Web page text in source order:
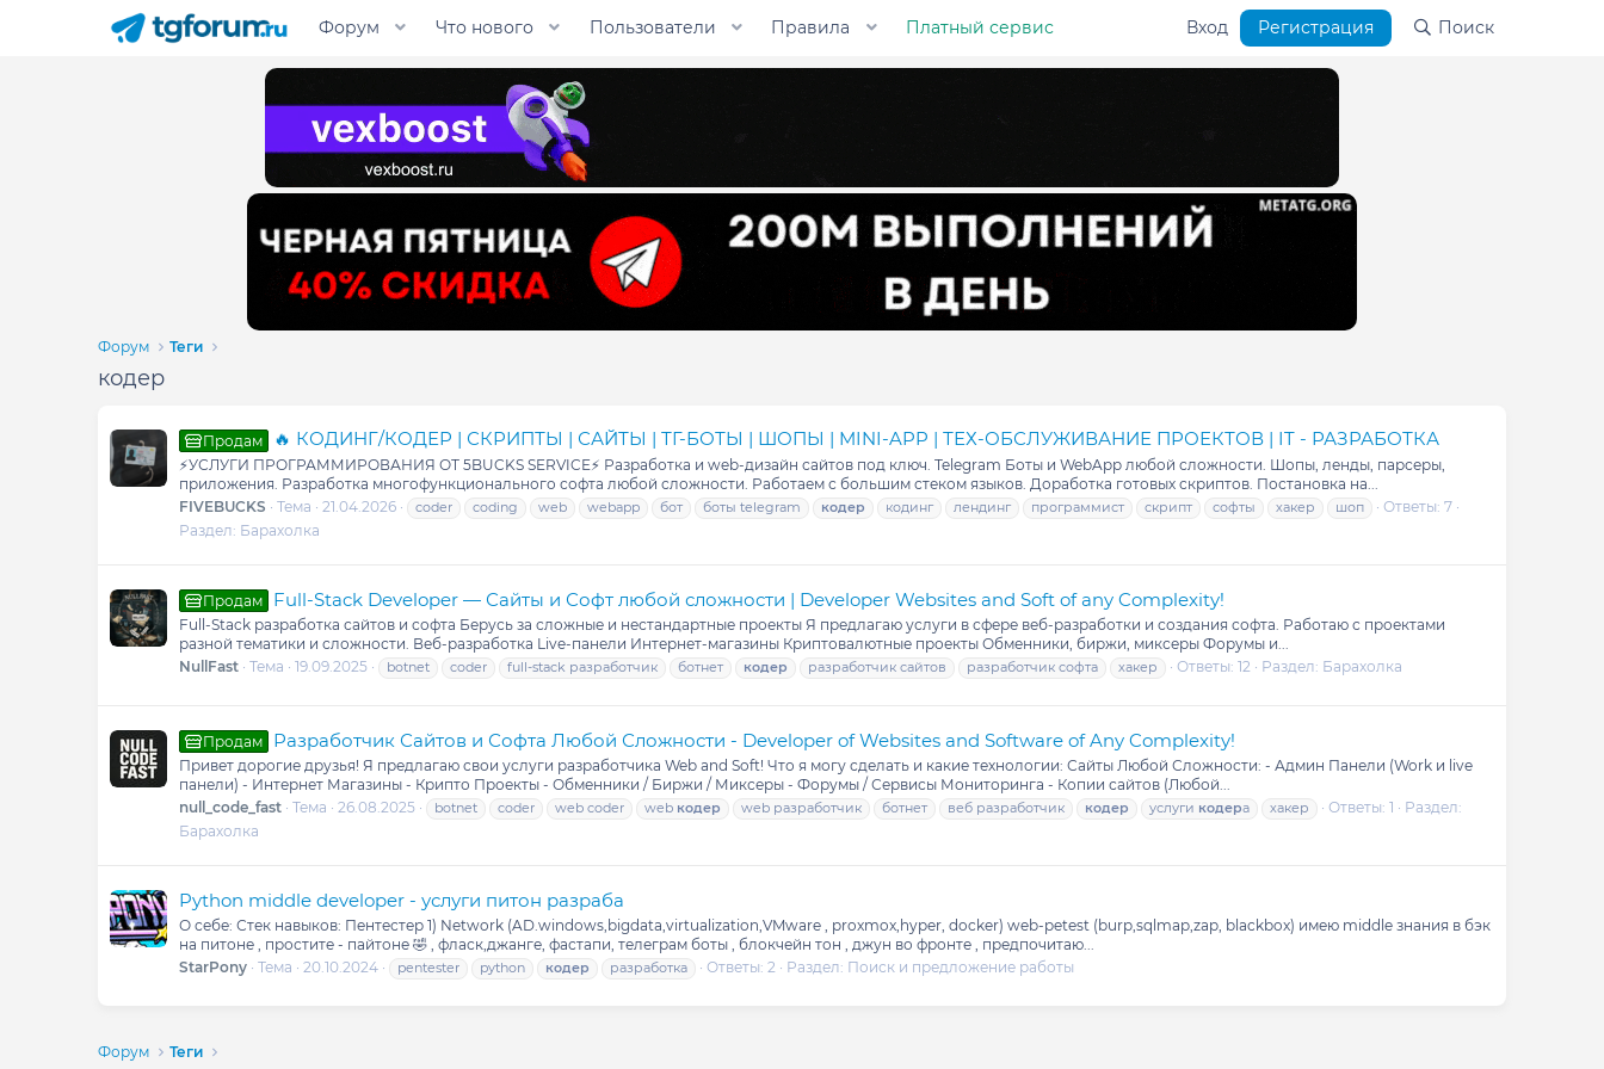
Форум Что нового Пользователи Правила Платный сервис Вход Регистрация Поиск
Форум Теги
кодер
Продам 🔥 КОДИНГ/КОДЕР | СКРИПТЫ | САЙТЫ | ТГ-БОТЫ | ШОПЫ | MINI-APP | ТЕХ-ОБСЛУЖИВАНИЕ ПРОЕКТОВ | IT - РАЗРАБОТКА
⚡УСЛУГИ ПРОГРАММИРОВАНИЯ ОТ 5BUCKS SERVICE⚡ Разработка и web-дизайн сайтов под ключ. Telegram Боты и WebApp любой сложности. Шопы, ленды, парсеры,
приложения. Разработка многофункционального софта любой сложности. Работаем с большим стеком языков. Доработка готовых скриптов. Постановка на...
FIVEBUCKS
Тема 21.04.2026 coder coding web webapp бот боты telegram кодер кодинг лендинг программист скрипт софты хакер шоп
Ответы: 7
Раздел: Барахолка
Продам Full-Stack Developer — Сайты и Софт любой сложности | Developer Websites and Soft of any Complexity!
Full-Stack разработка сайтов и софта Берусь за сложные и нестандартные проекты Я предлагаю услуги в сфере веб-разработки и создания софта. Работаю с проектами
разной тематики и сложности. Веб-разработка Live-панели Интернет-магазины Криптовалютные проекты Обменники, биржи, миксеры Форумы и...
NullFast Тема 19.09.2025 botnet coder full-stack разработчик ботнет кодер разработчик сайтов разработчик софта хакер Ответы: 12 Раздел: Барахолка
Продам Разработчик Сайтов и Софта Любой Сложности - Developer of Websites and Software of Any Complexity!
Привет дорогие друзья! Я предлагаю свои услуги разработчика Web and Soft! Что я могу сделать и какие технологии: Сайты Любой Сложности: - Админ Панели (Work и live
панели) - Интернет Магазины - Крипто Проекты - Обменники / Биржи / Миксеры - Форумы / Сервисы Мониторинга - Копии сайтов (Любой...
null_code_fast Тема 26.08.2025 botnet coder web coder web кодер web разработчик ботнет веб разработчик кодер услуги кодера хакер Ответы: 1
Раздел:
Барахолка
Python middle developer - услуги питон разраба
О себе: Стек навыков: Пентестер 1) Network (AD.windows,bigdata,virtualization,VMware , proxmox,hyper, docker) web-petest (burp,sqlmap,zap, blackbox) имею middle знания в бэк
на питоне , простите - пайтоне 🤣 , фласк,джанге, фастапи, телеграм боты , блокчейн тон , джун во фронте , предпочитаю...
StarPony Тема 20.10.2024 pentester python кодер разработка Ответы: 2 Раздел: Поиск и предложение работы
Форум Теги